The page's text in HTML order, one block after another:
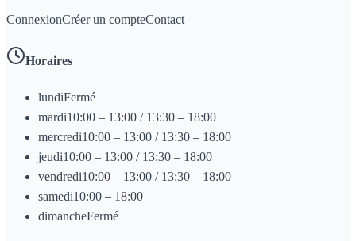
ConnexionCréer un compteContact
Horaires
lundiFermé
mardi10:00 – 13:00 / 13:30 – 18:00
mercredi10:00 – 13:00 / 13:30 – 18:00
jeudi10:00 – 13:00 / 13:30 – 18:00
vendredi10:00 – 13:00 / 13:30 – 18:00
samedi10:00 – 18:00
dimancheFermé